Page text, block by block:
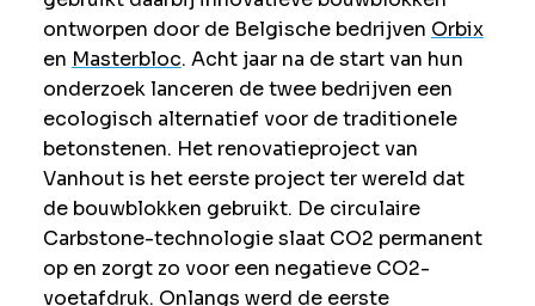
ontworpen door de Belgische bedrijven Orbix
en Masterbloc. Acht jaar na de start van hun
onderzoek lanceren de twee bedrijven een
ecologisch alternatief voor de traditionele
betonstenen. Het renovatieproject van
Vanhout is het eerste project ter wereld dat
de bouwblokken gebruikt. De circulaire
Carbstone-technologie slaat CO2 permanent
op en zorgt zo voor een negatieve CO2-
voetafdruk. Onlangs werd de eerste